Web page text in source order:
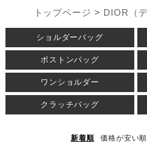
トップページ DIOR（
ショルダーバッグ
ボストンバッグ
ワンショルダー
クラッチバッグ
新着順 価格が安い順